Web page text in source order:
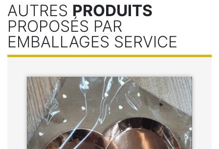
AUTRES PRODUITS
PROPOSÉS PAR
EMBALLAGES SERVICE